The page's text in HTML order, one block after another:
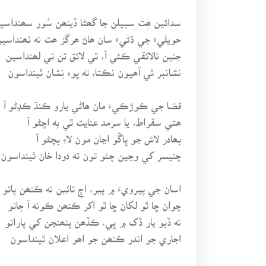
سدائين ھِت سبيلن جا گھڻا ڏينھن سُور
حويليءَ جي ڌڻيءَ سان ھاڻ ھرگز ھت نه
جنين نالائقي ڪئي آ، ٿي لائق تن تي لھنداسين
نشانبر ٿي آھيون نڪتا، ته پوءِ نِشان ٿينداسون
قضا جي ڪوڙڪيءَ مان ھاڻي يارو ڪنڌ ڪڍڻو آ
ھتي سقراط، يا سرمد عنايت ٿي به اچڻو آ
بھادر لاش جو ڀاڱو اڃان مون لاءِ بچڻو آ
چنيسر کي وڃين چئو تون ته دودا خان ٿينداسون
اسان جي پيرويءَ ۾ پير، اڄ تائين نه ڪنھن پاتو
چوان ڇا ٿو لکان ڇا ٿو اکر ڪنھن ڪونه آ ڄاتو
نه ڏبو يار ڏک ۾ ڀي، ڪڏھن پنھنجن کي پاراتو
اجاري جو اندر ڪنھن جو اھو اعلان ٿينداسون